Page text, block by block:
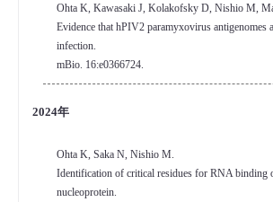
Ohta K, Kawasaki J, Kolakofsky D, Nishio M,
Evidence that hPIV2 paramyxovirus antigenomes
infection.
mBio. 16:e0366724.
2024年
Ohta K, Saka N, Nishio M.
Identification of critical residues for RNA binding
nucleoprotein.